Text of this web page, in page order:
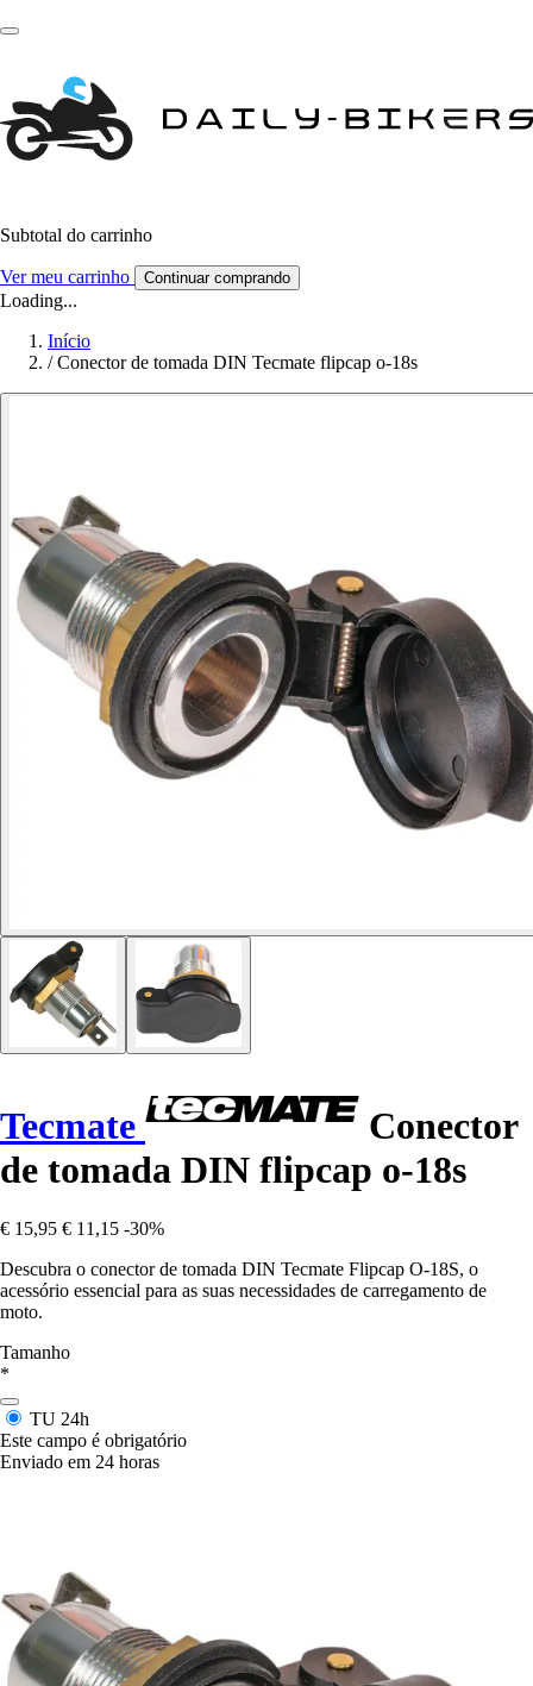
Subtotal do carrinho
Ver meu carrinho Continuar comprando
Loading...
Início
/ Conector de tomada DIN Tecmate flipcap o-18s
Tecmate
Conector
de tomada DIN flipcap o-18s
€ 15,95 € 11,15 -30%
Descubra o conector de tomada DIN Tecmate Flipcap O-18S, o
acessório essencial para as suas necessidades de carregamento de
moto.
Tamanho
*
TU 24h
Este campo é obrigatório
Enviado em 24 horas